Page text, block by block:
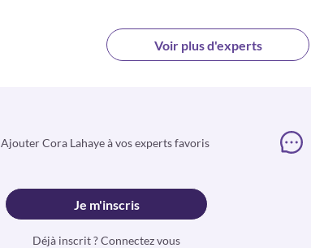
Voir plus d'experts
Ajouter Cora Lahaye à vos experts favoris
Je m'inscris
Déjà inscrit ? Connectez vous